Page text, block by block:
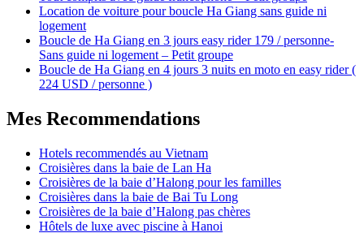
Location de voiture pour boucle Ha Giang sans guide ni
logement
Boucle de Ha Giang en 3 jours easy rider 179 / personne-
Sans guide ni logement – Petit groupe
Boucle de Ha Giang en 4 jours 3 nuits en moto en easy rider (
224 USD / personne )
Mes Recommendations
Hotels recommendés au Vietnam
Croisières dans la baie de Lan Ha
Croisières de la baie d’Halong pour les familles
Croisières dans la baie de Bai Tu Long
Croisières de la baie d’Halong pas chères
Hôtels de luxe avec piscine à Hanoi